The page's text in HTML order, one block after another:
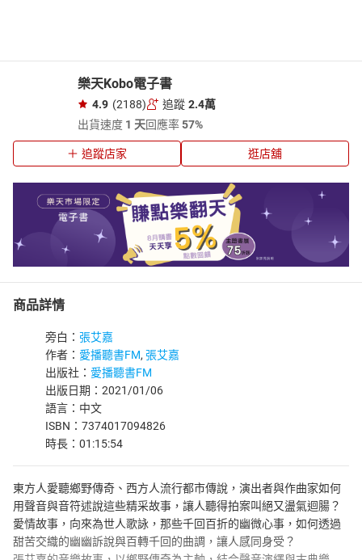
樂天Kobo電子書
4.9 (2188) 追蹤 2.4萬
出貨速度 1 天回應率57%
追蹤店家 逛店舖
商品詳情
旁白： 張艾嘉
作者： 愛播聽書FM, 張艾嘉
出版社： 愛播聽書FM
出版日期：2021/01/06
語言：中文
ISBN：7374017094826
時長：01:15:54
東方人愛聽鄉野傳奇、西方人流行都市傳說，演出者與作曲家如何
用聲音與音符述說這些精采故事，讓人聽得拍案叫絕又盪氣迴腸？
愛情故事，向來為世人歌詠，那些千回百折的幽微心事，如何透過
甜苦交織的幽幽訴說與百轉千回的曲調，讓人感同身受？